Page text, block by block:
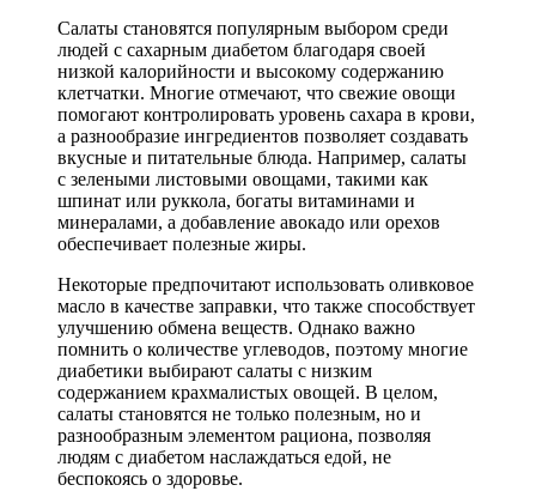
Салаты становятся популярным выбором среди
людей с сахарным диабетом благодаря своей
низкой калорийности и высокому содержанию
клетчатки. Многие отмечают, что свежие овощи
помогают контролировать уровень сахара в крови,
а разнообразие ингредиентов позволяет создавать
вкусные и питательные блюда. Например, салаты
с зелеными листовыми овощами, такими как
шпинат или руккола, богаты витаминами и
минералами, а добавление авокадо или орехов
обеспечивает полезные жиры.
Некоторые предпочитают использовать оливковое
масло в качестве заправки, что также способствует
улучшению обмена веществ. Однако важно
помнить о количестве углеводов, поэтому многие
диабетики выбирают салаты с низким
содержанием крахмалистых овощей. В целом,
салаты становятся не только полезным, но и
разнообразным элементом рациона, позволяя
людям с диабетом наслаждаться едой, не
беспокоясь о здоровье.